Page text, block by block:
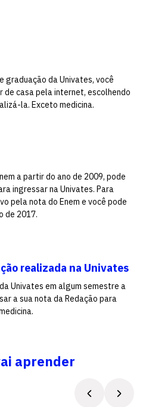
graduação da Univates, você
de casa pela internet, escolhendo
la. Exceto medicina.
a partir do ano de 2009, pode
ingressar na Univates. Para
pela nota do Enem e você pode
de 2017.
realizada na Univates
Univates em algum semestre a
a sua nota da Redação para
aprender
do 2º ano de curso